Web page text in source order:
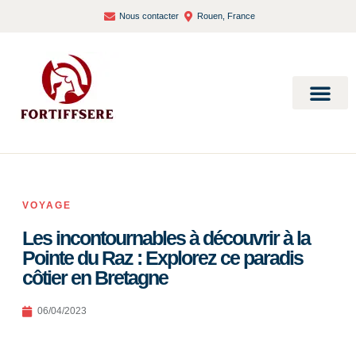
Nous contacter Rouen, France
VOYAGE
Les incontournables à découvrir à la
Pointe du Raz : Explorez ce paradis
côtier en Bretagne
06/04/2023